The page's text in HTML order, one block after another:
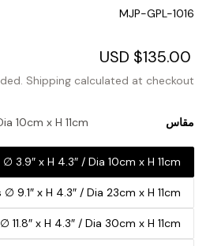
SKU:
MJP-GPL-1016
Sale
price
$135.00 USD
price
Shipping calculated at checkout.
مقاس 10cm x H 11cm
∅ 3.9″ x H 4.3″ / Dia 10cm x H 11cm
∅ 9.1″ x H 4.3″ / Dia 23cm x H 11cm
∅ 11.8″ x H 4.3″ / Dia 30cm x H 11cm